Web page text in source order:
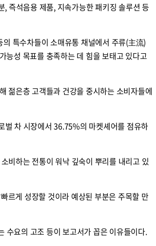
즉석음용 제품, 지속가능한 패키징 솔루션 등
특수차들이 소매유통 채널에서 주류(主流)
능성 목표를 충족하는 데 힘을 보태고 있다고
젊은층 고객들과 건강을 중시하는 소비자들에
차 시장에서 36.75%의 마켓셰어를 점유하
비하는 전통이 워낙 깊숙이 뿌리를 내리고 있
게 성장할 것이라 예상된 부분은 주목할 만
수요의 고조 등이 보고서가 꼽은 이유들이다.